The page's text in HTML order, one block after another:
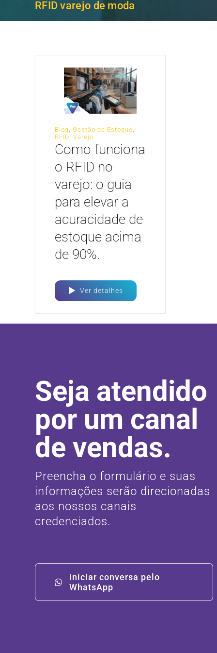
RFID varejo de moda
Blog, Gestão de Estoque,
RFID, Varejo
Como funciona
o RFID no
varejo: o guia
para elevar a
acuracidade de
estoque acima
de 90%.
Ver detalhes
Seja atendido
por um canal
de vendas.
Preencha o formulário e suas
informações serão direcionadas
aos nossos canais
credenciados.
Iniciar conversa pelo
WhatsApp